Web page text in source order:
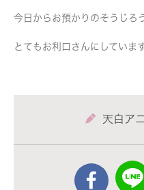
今日からお預かりのそうじろ
とてもお利口さんにしてい
天白ア